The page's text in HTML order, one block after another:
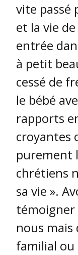
vite passé
et la vie
entrée
à petit
cessé de
le bébé
rapports
croyantes
purement
chrétiens
sa vie ».
témoigner
nous
familial ou